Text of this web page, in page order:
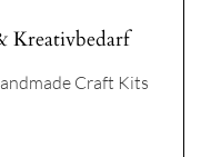
Kreativbedarf
Craft Kits